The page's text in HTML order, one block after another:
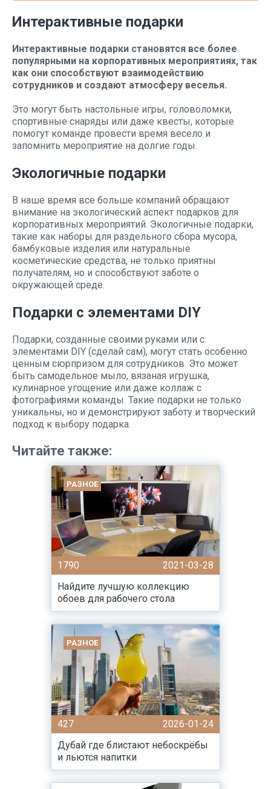
Интерактивные подарки
Интерактивные подарки становятся все более
популярными на корпоративных мероприятиях, так
как они способствуют взаимодействию
сотрудников и создают атмосферу веселья.
Это могут быть настольные игры, головоломки,
спортивные снаряды или даже квесты, которые
помогут команде провести время весело и
запомнить мероприятие на долгие годы.
Экологичные подарки
В наше время все больше компаний обращают
внимание на экологический аспект подарков для
корпоративных мероприятий. Экологичные подарки,
такие как наборы для раздельного сбора мусора,
бамбуковые изделия или натуральные
косметические средства, не только приятны
получателям, но и способствуют заботе о
окружающей среде.
Подарки с элементами DIY
Подарки, созданные своими руками или с
элементами DIY (сделай сам), могут стать особенно
ценным сюрпризом для сотрудников. Это может
быть самодельное мыло, вязаная игрушка,
кулинарное угощение или даже коллаж с
фотографиями команды. Такие подарки не только
уникальны, но и демонстрируют заботу и творческий
подход к выбору подарка.
Читайте также:
РАЗНОЕ
1790
2021-03-28
Найдите лучшую коллекцию
обоев для рабочего стола
РАЗНОЕ
427
2026-01-24
Дубай где блистают небоскрёбы
и льются напитки